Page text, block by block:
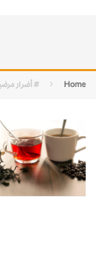
Home # أضرار